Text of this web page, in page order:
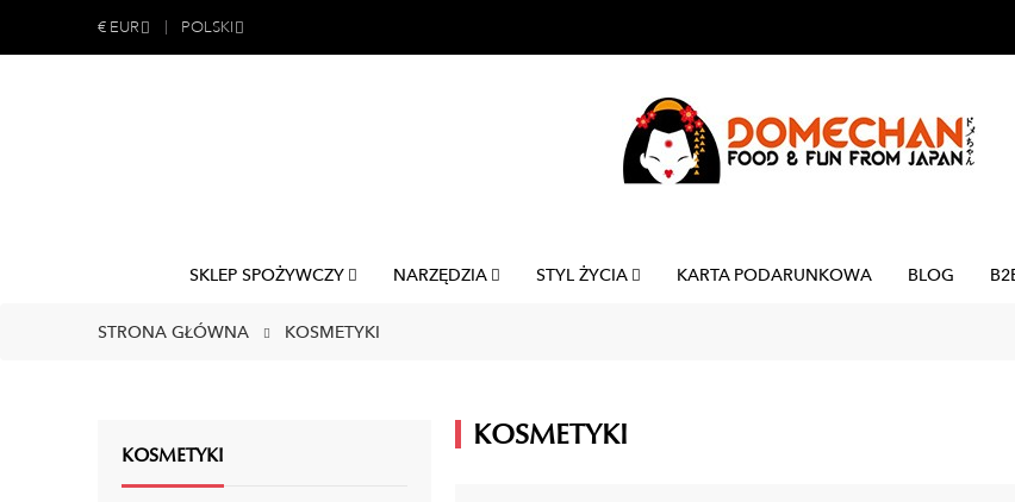
€ EUR POLSKI
SKLEP SPOŻYWCZY NARZĘDZIA STYL ŻYCIA KARTA PODARUNKOWA BLOG
STRONA GŁÓWNA KOSMETYKI
KOSMETYKI
KOSMETYKI